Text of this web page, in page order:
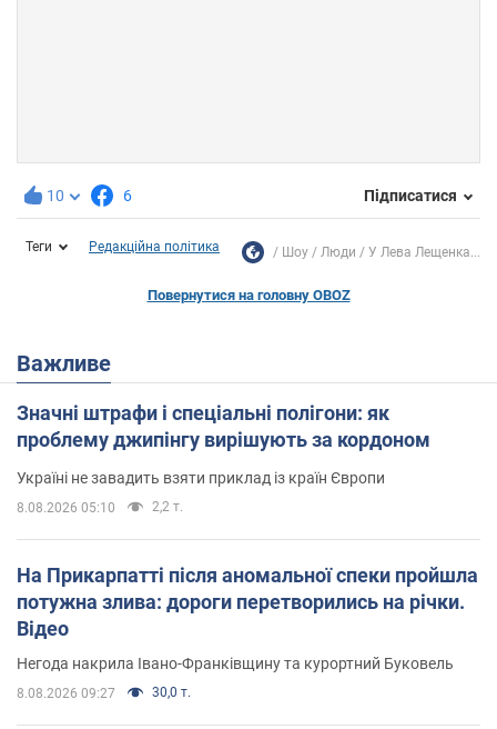
10 6 Підписатися
Теги Редакційна політика Шоу Люди У Лева Лещенка...
Повернутися на головну OBOZ
Важливе
Значні штрафи і спеціальні полігони: як
проблему джипінгу вирішують за кордоном
Україні не завадить взяти приклад із країн Європи
8.08.2026 05:10 2,2 т.
На Прикарпатті після аномальної спеки пройшла
потужна злива: дороги перетворились на річки.
Відео
Негода накрила Івано-Франківщину та курортний Буковель
8.08.2026 09:27 30,0 т.